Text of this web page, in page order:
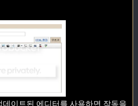
이트된 에디터를 사용하면 작동을